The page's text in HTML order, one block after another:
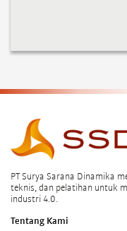
PT Surya Sarana Dinamika
teknis, dan pelatihan untuk
industri 4.0.
Tentang Kami